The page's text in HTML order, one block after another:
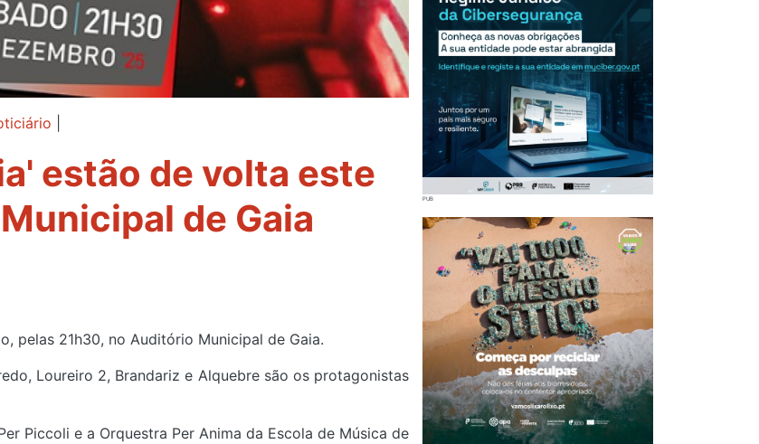
estão de volta este
de Gaia
pelas 21h30, no Auditório Municipal de Gaia.
Loureiro 2, Brandariz e Alquebre são os protagonistas
Piccoli e a Orquestra Per Anima da Escola de Música de